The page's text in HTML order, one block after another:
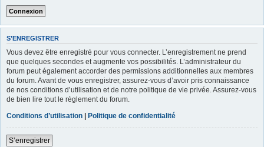
S’ENREGISTRER
Vous devez être enregistré pour vous connecter. L’enregistrement ne prend
que quelques secondes et augmente vos possibilités. L’administrateur du
forum peut également accorder des permissions additionnelles aux membres
du forum. Avant de vous enregistrer, assurez-vous d’avoir pris connaissance
de nos conditions d’utilisation et de notre politique de vie privée. Assurez-vous
de bien lire tout le règlement du forum.
Conditions d’utilisation | Politique de confidentialité
S’enregistrer